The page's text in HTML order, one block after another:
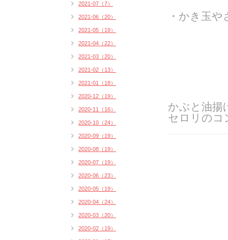
・かき玉
かぶと油揚
セロリのコ
2021-07（7）
2021-06（20）
2021-05（19）
2021-04（22）
2021-03（20）
2021-02（13）
2021-01（18）
2020-12（19）
2020-11（16）
2020-10（24）
2020-09（19）
2020-08（19）
2020-07（19）
2020-06（23）
2020-05（19）
2020-04（24）
2020-03（20）
2020-02（19）